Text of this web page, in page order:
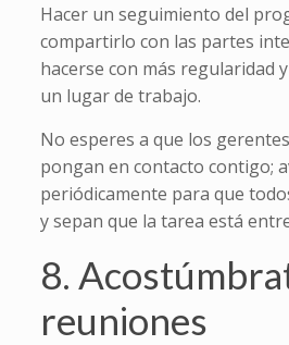
Hacer un seguimiento del
compartirlo con las partes
hacerse con más regularidad
un lugar de trabajo.
No esperes a que los
pongan en contacto contigo;
periódicamente para que
y sepan que la tarea está
8.
reuniones